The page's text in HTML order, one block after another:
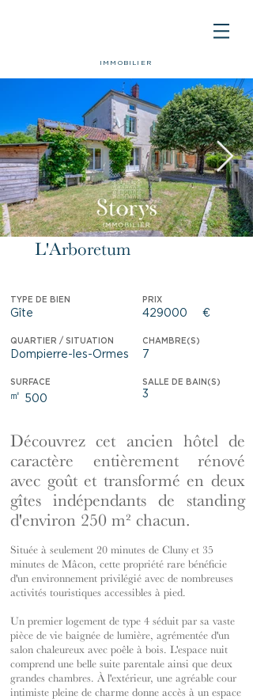
IMMOBILIER
L'Arboretum
TYPE DE BIEN PRIX
Gîte 429000 €
QUARTIER / SITUATION CHAMBRE(S)
Dompierre-les-Ormes 7
SURFACE SALLE DE BAIN(S)
㎡ 500 3
Découvrez cet ancien hôtel de
caractère entièrement rénové
avec goût et transformé en deux
gîtes indépendants de standing
d'environ 250 m² chacun.
Située à seulement 20 minutes de Cluny et 35
minutes de Mâcon, cette propriété rare bénéficie
d'un environnement privilégié avec de nombreuses
activités touristiques accessibles à pied.
Un premier logement de type 4 séduit par sa vaste
pièce de vie baignée de lumière, agrémentée d'un
salon chaleureux avec poêle à bois. L'espace nuit
comprend une belle suite parentale ainsi que deux
grandes chambres. À l'extérieur, une agréable cour
intimiste pleine de charme donne accès à un espace